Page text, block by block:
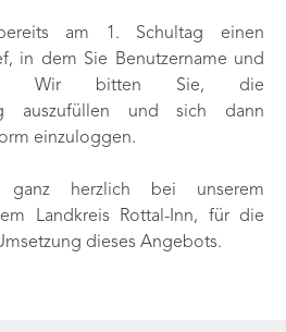
am 1. Schultag einen
in dem Sie Benutzername und
Wir bitten Sie, die
auszufüllen und sich dann
einzuloggen.
herzlich bei unserem
Landkreis Rottal-Inn, für die
dieses Angebots.